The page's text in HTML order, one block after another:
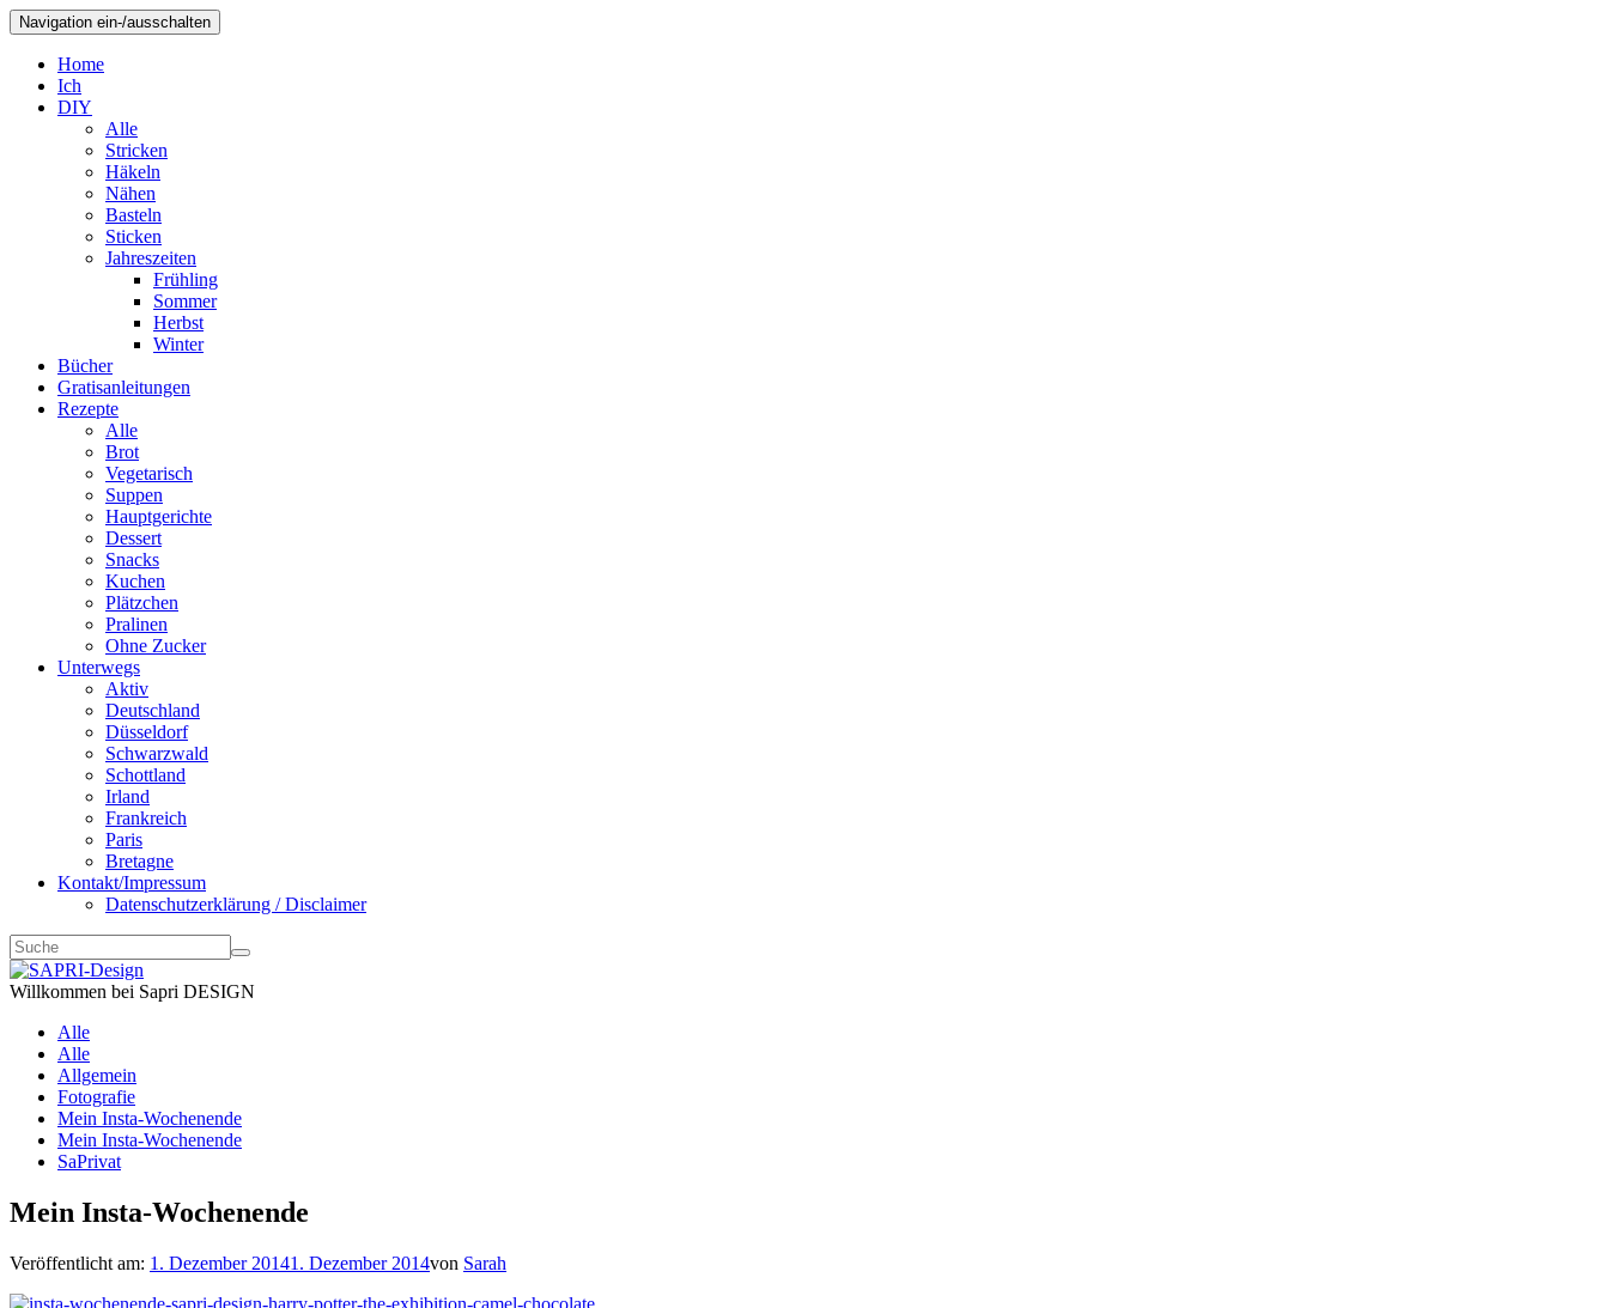
Navigation ein-/ausschalten
Home
Ich
DIY
Alle
Stricken
Häkeln
Nähen
Basteln
Sticken
Jahreszeiten
Frühling
Sommer
Herbst
Winter
Bücher
Gratisanleitungen
Rezepte
Alle
Brot
Vegetarisch
Suppen
Hauptgerichte
Dessert
Snacks
Kuchen
Plätzchen
Pralinen
Ohne Zucker
Unterwegs
Aktiv
Deutschland
Düsseldorf
Schwarzwald
Schottland
Irland
Frankreich
Paris
Bretagne
Kontakt/Impressum
Datenschutzerklärung / Disclaimer
Willkommen bei Sapri DESIGN
Alle
Alle
Allgemein
Fotografie
Mein Insta-Wochenende
Mein Insta-Wochenende
SaPrivat
Mein Insta-Wochenende
Veröffentlicht am: 1. Dezember 20141. Dezember 2014von Sarah